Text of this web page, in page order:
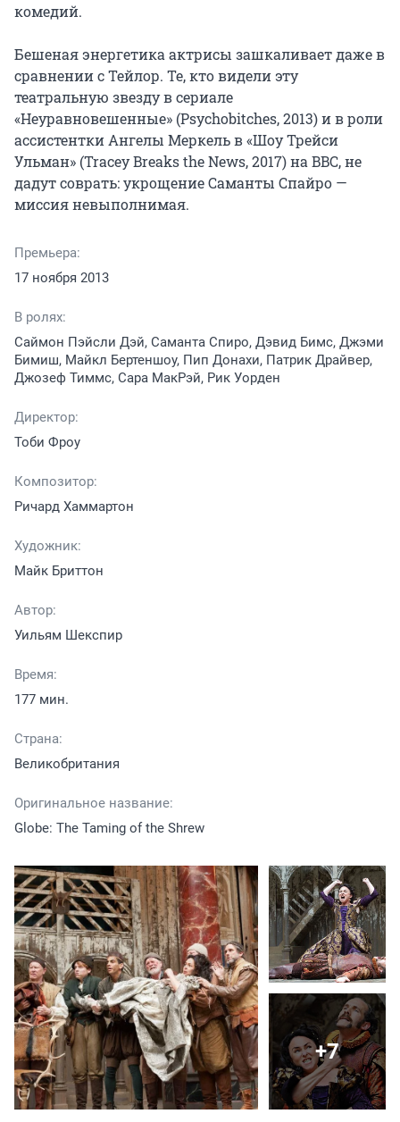
комедий.
Бешеная энергетика актрисы зашкаливает даже в
сравнении с Тейлор. Те, кто видели эту
театральную звезду в сериале
«Неуравновешенные» (Psychobitches, 2013) и в роли
ассистентки Ангелы Меркель в «Шоу Трейси
Ульман» (Tracey Breaks the News, 2017) на BBC, не
дадут соврать: укрощение Саманты Спайро —
миссия невыполнимая.
Премьера:
17 ноября 2013
В ролях:
Саймон Пэйсли Дэй, Саманта Спиро, Дэвид Бимс, Джэми
Бимиш, Майкл Бертеншоу, Пип Донахи, Патрик Драйвер,
Джозеф Тиммс, Сара МакРэй, Рик Уорден
Директор:
Тоби Фроу
Композитор:
Ричард Хаммартон
Художник:
Майк Бриттон
Автор:
Уильям Шекспир
Время:
177 мин.
Страна:
Великобритания
Оригинальное название:
Globe: The Taming of the Shrew
+7